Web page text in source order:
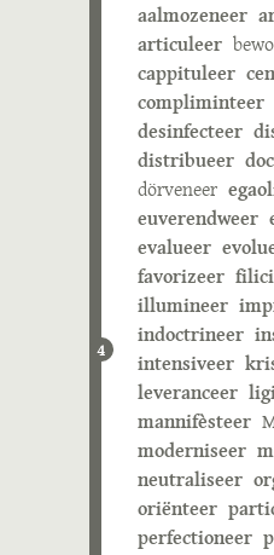
4
aalmozeneer
articuleer
cappituleer
compliminteer
desinfecteer
distribueer
dörveneer
euverendweer
evalueer
favorizeer
illumineer
indoctrineer
intensiveer
leveranceer
mannifèsteer
moderniseer
neutraliseer
oriënteer
perfectioneer